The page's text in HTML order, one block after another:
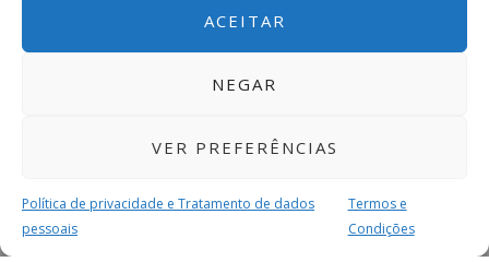
ACEITAR
NEGAR
VER PREFERÊNCIAS
Política de privacidade e Tratamento de dados
pessoais
Termos e
Condições